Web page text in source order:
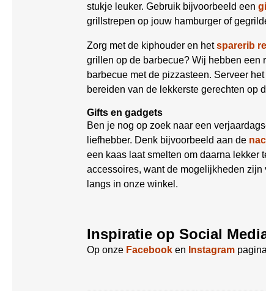
stukje leuker. Gebruik bijvoorbeeld een
grillstrepen op jouw hamburger of
Zorg met de kiphouder en hetsparerib
grillen op de barbecue? Wij hebben een
barbecue met de pizzasteen. Serveer
bereiden van de lekkerste gerechten op
Gifts en gadgets
Ben je nog op zoek naar een
liefhebber. Denk bijvoorbeeld aan de
een kaas laat smelten om daarna lekker
accessoires, want de mogelijkheden
langs in onze winkel.
Inspiratie op Social
Op onze Facebook en Instagram